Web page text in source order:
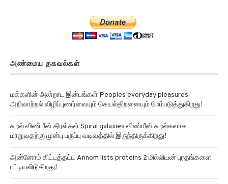
அண்மைய தகவல்கள்
மக்களின் அன்றாட இன்பங்கள் Peoples everyday pleasures
அறிவாற்றல் விழிப்புணர்வையும் செயல்திறனையும் மேம்படுத்துகிறது!
சுழல் விண்மீன் திரள்கள் Spiral galaxies விண்மீன் சுழல்களாக
மாறுவதற்கு முன்பு பருப்பு வடிவத்தில் இருந்திருக்கிறது!
அன்னோம் கிட்டத்தட்ட Annom lists proteins 2 மில்லியன் புரதங்களை
பட்டியலிடுகிறது!